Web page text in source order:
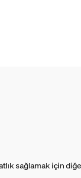
sağlamak için